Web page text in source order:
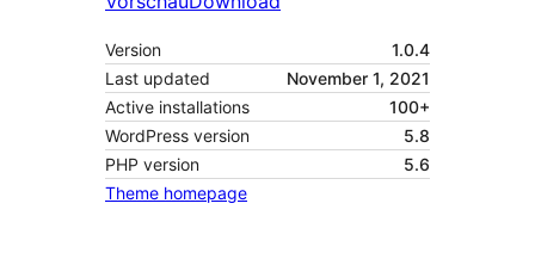
Version
1.0.4
Last updated
November 1, 2021
Active installations
100+
WordPress version
5.8
PHP version
5.6
Theme homepage